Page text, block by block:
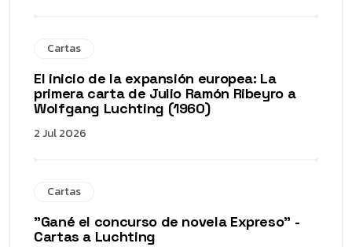
Cartas
El inicio de la expansión europea: La
primera carta de Julio Ramón Ribeyro a
Wolfgang Luchting (1960)
2 Jul 2026
Cartas
"Gané el concurso de novela Expreso" -
Cartas a Luchting